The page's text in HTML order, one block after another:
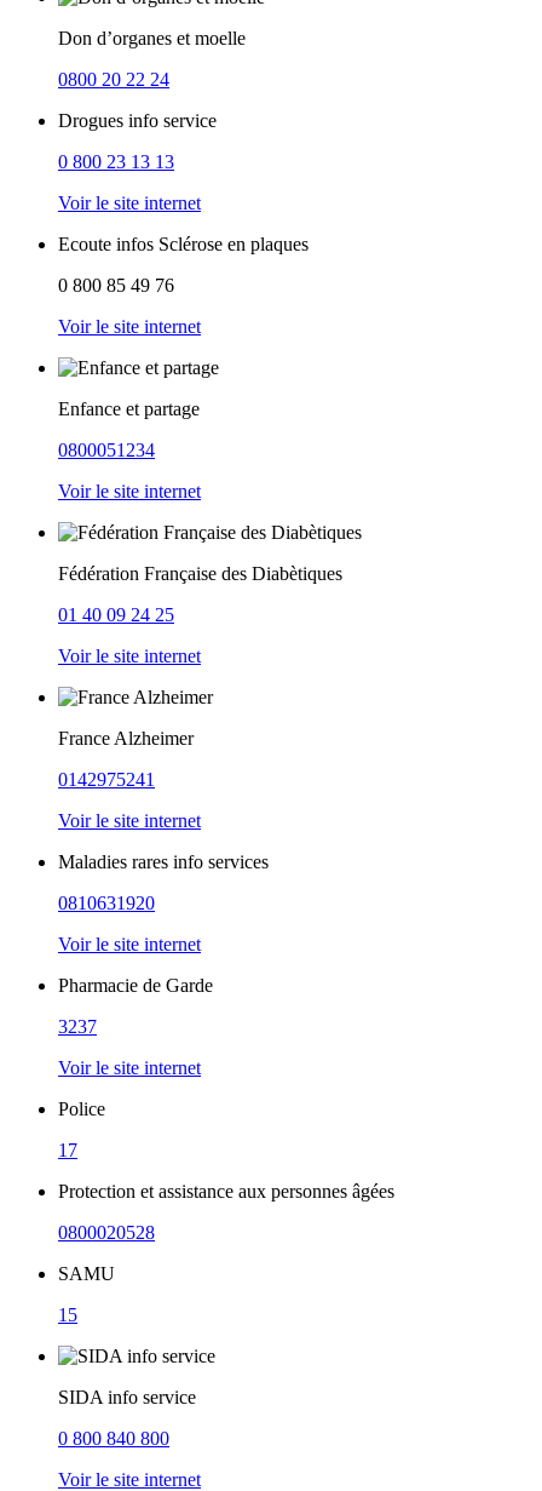
Don d’organes et moelle
0800 20 22 24
Drogues info service
0 800 23 13 13
Voir le site internet
Ecoute infos Sclérose en plaques
0 800 85 49 76
Voir le site internet
Enfance et partage
0800051234
Voir le site internet
Fédération Française des Diabètiques
01 40 09 24 25
Voir le site internet
France Alzheimer
0142975241
Voir le site internet
Maladies rares info services
0810631920
Voir le site internet
Pharmacie de Garde
3237
Voir le site internet
Police
17
Protection et assistance aux personnes âgées
0800020528
SAMU
15
SIDA info service
0 800 840 800
Voir le site internet